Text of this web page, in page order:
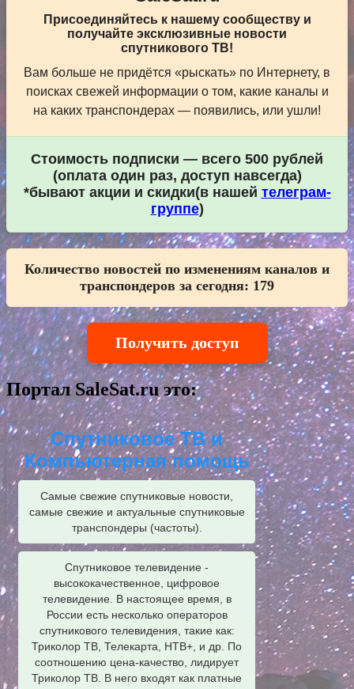
Присоединяйтесь к нашему сообществу и
получайте эксклюзивные новости
спутникового ТВ!
Вам больше не придётся «рыскать» по Интернету, в
поисках свежей информации о том, какие каналы и
на каких транспондерах — появились, или ушли!
Стоимость подписки — всего 500 рублей
(оплата один раз, доступ навсегда)
*бывают акции и скидки(в нашей телеграм-
группе)
Количество новостей по изменениям каналов и
транспондеров за сегодня: 179
Получить доступ
Портал SaleSat.ru это:
Спутниковое ТВ и
Компьютерная помощь
Самые свежие спутниковые новости,
самые свежие и актуальные спутниковые
транспондеры (частоты).
Спутниковое телевидение -
высококачественное, цифровое
телевидение. В настоящее время, в
России есть несколько операторов
спутникового телевидения, такие как:
Триколор ТВ, Телекарта, НТВ+, и др. По
соотношению цена-качество, лидирует
Триколор ТВ. В него входят как платные